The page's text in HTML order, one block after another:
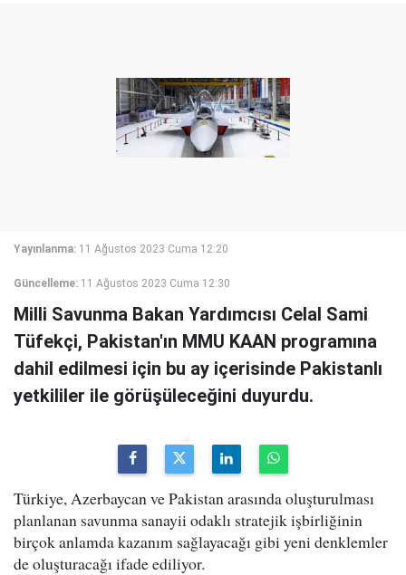
Yayınlanma: 11 Ağustos 2023 Cuma 12:20
Güncelleme: 11 Ağustos 2023 Cuma 12:30
Milli Savunma Bakan Yardımcısı Celal Sami
Tüfekçi, Pakistan'ın MMU KAAN programına
dahil edilmesi için bu ay içerisinde Pakistanlı
yetkililer ile görüşüleceğini duyurdu.
Türkiye, Azerbaycan ve Pakistan arasında oluşturulması
planlanan savunma sanayii odaklı stratejik işbirliğinin
birçok anlamda kazanım sağlayacağı gibi yeni denklemler
de oluşturacağı ifade ediliyor.